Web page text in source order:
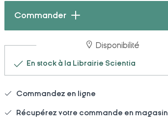
Commander
Disponibilité
En stock à la Librairie Scientia
Commandez en ligne
Récupérez votre commande en magasin